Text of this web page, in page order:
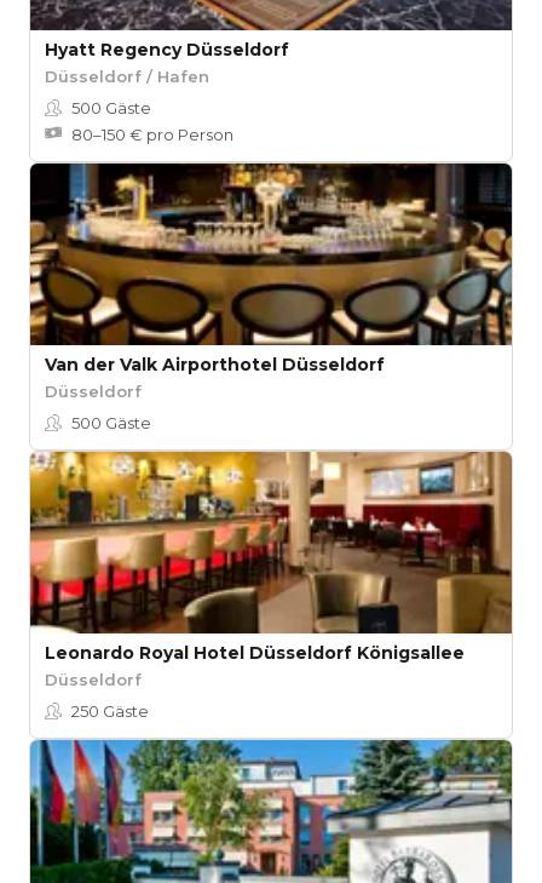
Hyatt Regency Düsseldorf
Düsseldorf / Hafen
500 Gäste
80–150 € pro Person
Van der Valk Airporthotel Düsseldorf
Düsseldorf
500 Gäste
Leonardo Royal Hotel Düsseldorf Königsallee
Düsseldorf
250 Gäste